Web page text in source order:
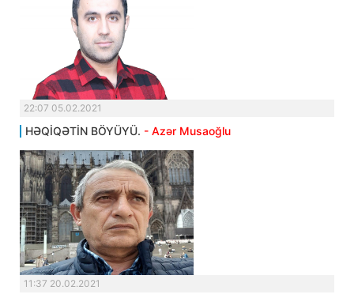
22:07 05.02.2021
HƏQİQƏTİN BÖYÜYÜ. - Azər Musaoğlu
11:37 20.02.2021